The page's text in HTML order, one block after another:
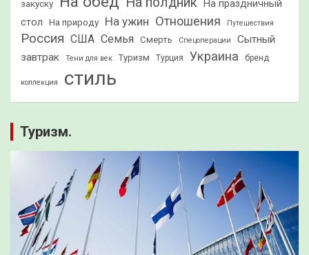
закуску
На праздничный
стол
На природу На ужин Отношения Путешествия
Россия США Семья Смерть Спецоперации
Сытный
завтрак
Тени для век Туризм Турция Украина бренд
коллекция стиль
Туризм.